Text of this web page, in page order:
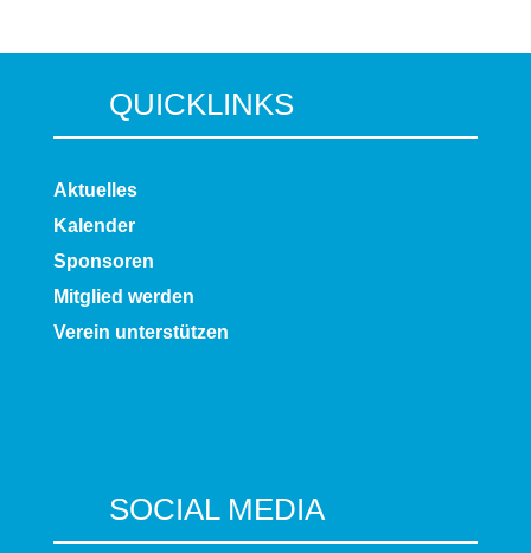
QUICKLINKS
Aktuelles
Kalender
Sponsoren
Mitglied werden
Verein unterstützen
SOCIAL MEDIA